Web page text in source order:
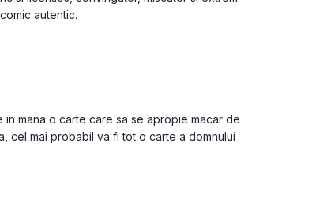
autentic.
in mana o carte care sa se apropie macar de
cel mai probabil va fi tot o carte a domnului